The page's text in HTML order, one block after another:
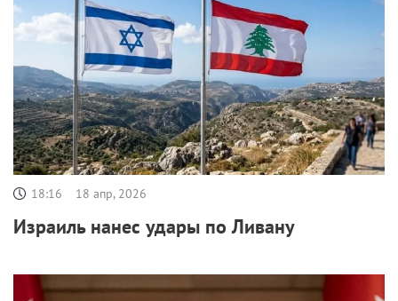
18:16 18 апр, 2026
Израиль нанес удары по Ливану